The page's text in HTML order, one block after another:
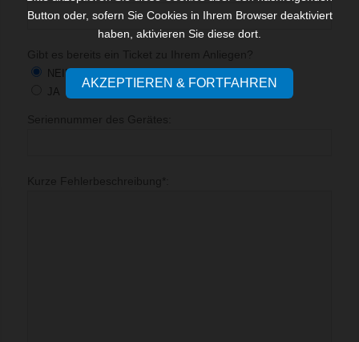
NEIN
JA
Button oder, sofern Sie Cookies in Ihrem Browser deaktiviert
haben, aktivieren Sie diese dort.
AKZEPTIEREN & FORTFAHREN